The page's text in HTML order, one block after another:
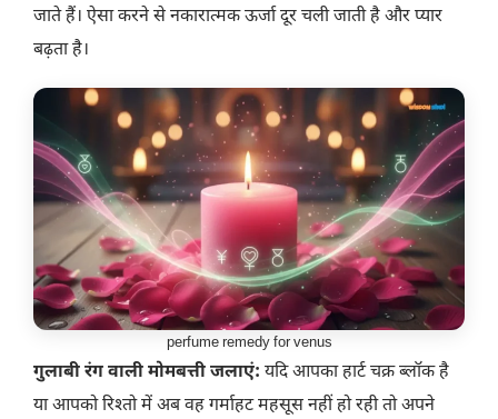
जाते हैं। ऐसा करने से नकारात्मक ऊर्जा दूर चली जाती है और प्यार
बढ़ता है।
perfume remedy for venus
गुलाबी रंग वाली मोमबत्ती जलाएं: यदि आपका हार्ट चक्र ब्लॉक है
या आपको रिश्तो में अब वह गर्माहट महसूस नहीं हो रही तो अपने